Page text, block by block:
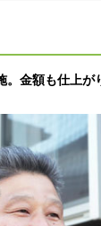
。金額も仕上が